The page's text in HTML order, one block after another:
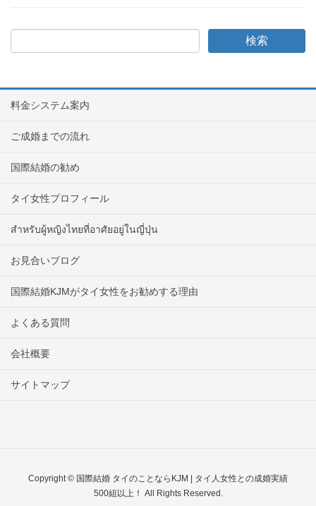
料金システム案内
ご成婚までの流れ
国際結婚の勧め
タイ女性プロフィール
สำหรับผู้หญิงไทยที่อาศัยอยู่ในญี่ปุ่น
お見合いブログ
国際結婚KJMがタイ女性をお勧めする理由
よくある質問
会社概要
サイトマップ
Copyright © 国際結婚 タイのことならKJM | タイ人女性との成婚実績
500組以上！ All Rights Reserved.